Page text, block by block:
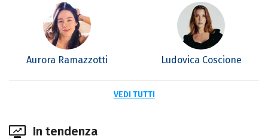
Aurora Ramazzotti Ludovica Coscione
VEDI TUTTI
In tendenza